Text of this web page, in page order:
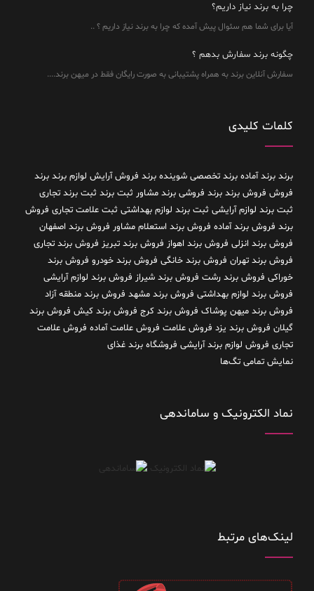
چرا به برند نیاز داریم؟
آیا برای شما هم سئوال پیش آمده که چرا به برند نیاز داریم ؟ ..
چگونه برند سفارش بدهم ؟
سفارش آنلاین برند به همراه پشتیبانی به صورت رایگان فقط در میهن برند....
کلمات کلیدی
برند برند آماده برند تخصصی شوینده برند فروش آرایش لوازم برند برند
فروش فروش برند برند فروشی برند مشاور ثبت برند ثبت برند تجاری
ثبت برند لوازم آرایشی ثبت برند لوازم بهداشتی ثبت علامت تجاری فروش
برند فروش برند آماده فروش برند استعلام مشاور فروش برند اصفهان
فروش برند انزلی فروش برند اهواز فروش برند تبریز فروش برند تجاری
فروش برند تهران فروش برند خانگی فروش برند خودرو فروش برند
خوراکی فروش برند رشت فروش برند شیراز فروش برند لوازم آرایشی
فروش برند لوازم بهداشتی فروش برند مشهد فروش برند منطقه آزاد
فروش برند میهن پوشاک فروش برند کرج فروش برند کیش فروش برند
گیلان فروش برند یزد فروش علامت فروش علامت آماده فروش علامت
تجاری فروش لوازم برند آرایشی فروشگاه برند غذای
نمایش تمامی تگ‌ها
نماد الکترونیک و ساماندهی
لینک‌های مرتبط